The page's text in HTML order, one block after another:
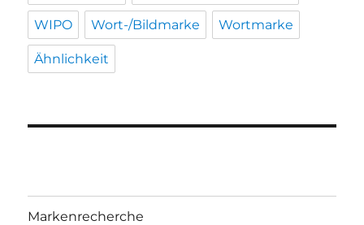
WIPO Wort-/Bildmarke Wortmarke
Ähnlichkeit
Markenrecherche